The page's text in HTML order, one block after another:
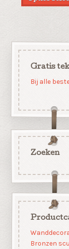
Gratis
Bij alle
Zoeken
Bronzen